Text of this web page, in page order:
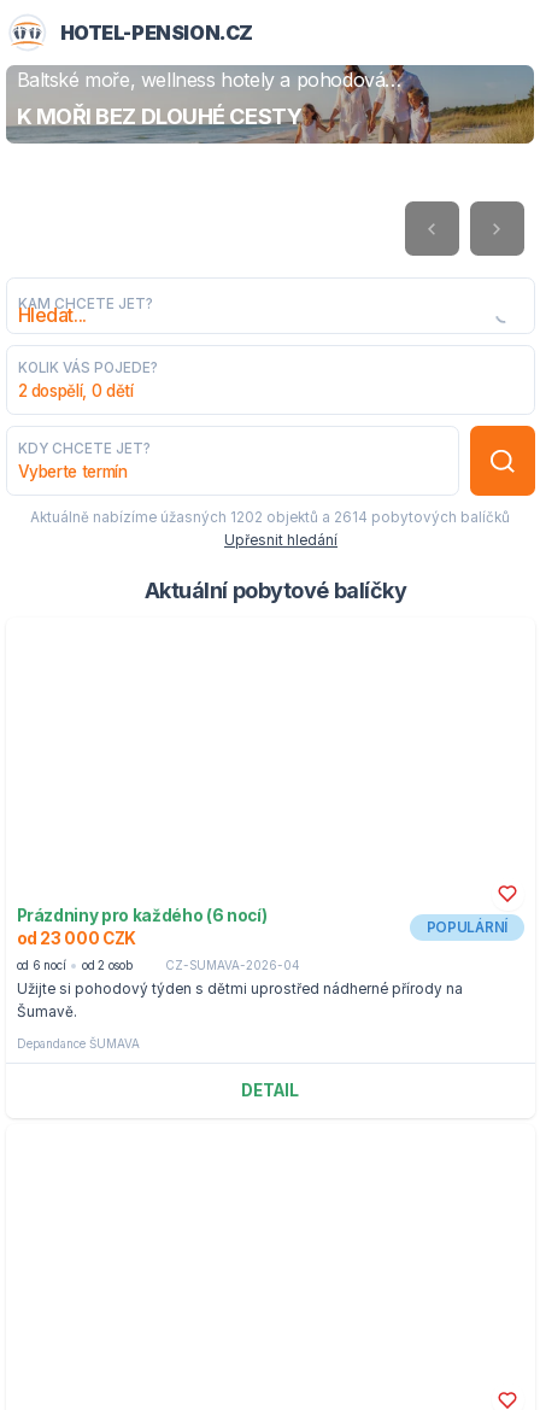
HOTEL-PENSION.CZ
Baltské moře, wellness hotely a pohodová
dovolená
K MOŘI BEZ DLOUHÉ CESTY
ZJISTIT VÍCE
KAM CHCETE JET?
KOLIK VÁS POJEDE?
2 dospělí, 0 dětí
KDY CHCETE JET?
Vyberte termín
Aktuálně nabízíme úžasných 1202 objektů a 2614 pobytových balíčků
Upřesnit hledání
Aktuální pobytové balíčky
Prázdniny pro každého (6 nocí)
od 23 000 CZK
POPULÁRNÍ
od 6 nocí od 2 osob CZ-SUMAVA-2026-04
Užijte si pohodový týden s dětmi uprostřed nádherné přírody na
Šumavě.
Depandance ŠUMAVA
DETAIL